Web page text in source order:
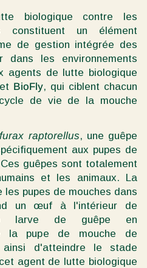
biologique contre les
constituent un élément
de gestion intégrée des
dans les environnements
agents de lutte biologique
et BioFly, qui ciblent chacun
de vie de la mouche
raptorellus, une guêpe
aux pupes de
guêpes sont totalement
et les animaux. La
les pupes de mouches dans
un œuf à l'intérieur de
larve de guêpe en
la pupe de mouche de
ainsi d'atteindre le stade
agent de lutte biologique